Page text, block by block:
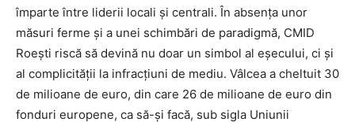
împarte între liderii locali și centrali. În absența unor
măsuri ferme și a unei schimbări de paradigmă, CMID
Roești riscă să devină nu doar un simbol al eșecului, ci și
al complicității la infracțiuni de mediu. Vâlcea a cheltuit 30
de milioane de euro, din care 26 de milioane de euro din
fonduri europene, ca să-și facă, sub sigla Uniunii